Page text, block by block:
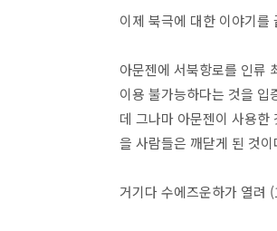
이제 북극에 대한 이야기를
아문젠에 서북항로를 인류
이용 불가능하다는 것을 입
데 그나마 아문젠이 사용한
을 사람들은 깨닫게 된 것이
거기다 수에즈운하가 열려